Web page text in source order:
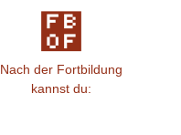
Nach der Fortbildung
kannst du: